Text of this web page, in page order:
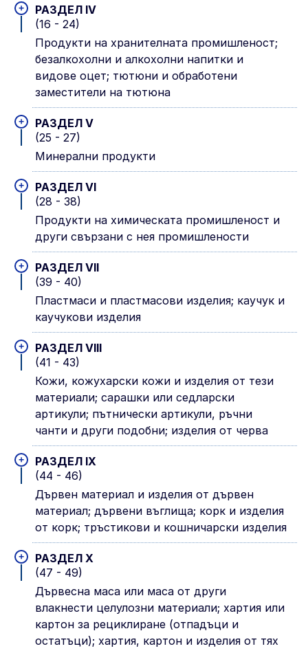
+
РАЗДЕЛ IV
(16 - 24)
Продукти на хранителната промишленост;
безалкохолни и алкохолни напитки и
видове оцет; тютюни и обработени
заместители на тютюна
+
РАЗДЕЛ V
(25 - 27)
Минерални продукти
+
РАЗДЕЛ VI
(28 - 38)
Продукти на химическата промишленост и
други свързани с нея промишлености
+
РАЗДЕЛ VII
(39 - 40)
Пластмаси и пластмасови изделия; каучук и
каучукови изделия
+
РАЗДЕЛ VIII
(41 - 43)
Кожи, кожухарски кожи и изделия от тези
материали; сарашки или седларски
артикули; пътнически артикули, ръчни
чанти и други подобни; изделия от черва
+
РАЗДЕЛ IX
(44 - 46)
Дървeн материал и изделия от дървен
материал; дървени въглища; корк и изделия
от корк; тръстикови и кошничарски изделия
+
РАЗДЕЛ X
(47 - 49)
Дървесна маса или маса от други
влакнести целулозни материали; хартия или
картон за рециклиране (отпадъци и
остатъци); хартия, картон и изделия от тях